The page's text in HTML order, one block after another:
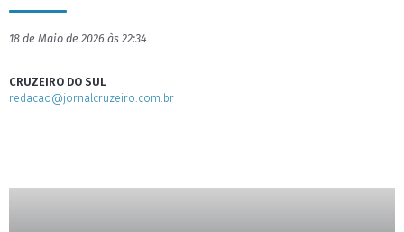
18 de Maio de 2026 às 22:34
CRUZEIRO DO SUL
redacao@jornalcruzeiro.com.br